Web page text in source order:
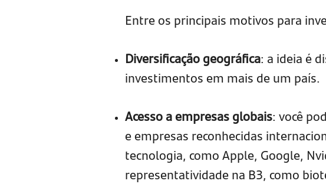
Entre os principais motivos para
Diversificação geográfica: a ideia é
investimentos em mais de um país.
Acesso a empresas globais: você
e empresas reconhecidas
tecnologia, como Apple, Google,
representatividade na B3, como